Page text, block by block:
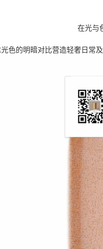
在光与
色的明暗对比营造轻奢日